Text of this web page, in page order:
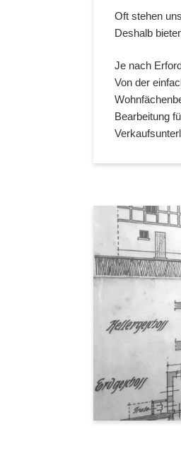
Oft stehen
Deshalb
Je nach
Von der
Bearbeitung